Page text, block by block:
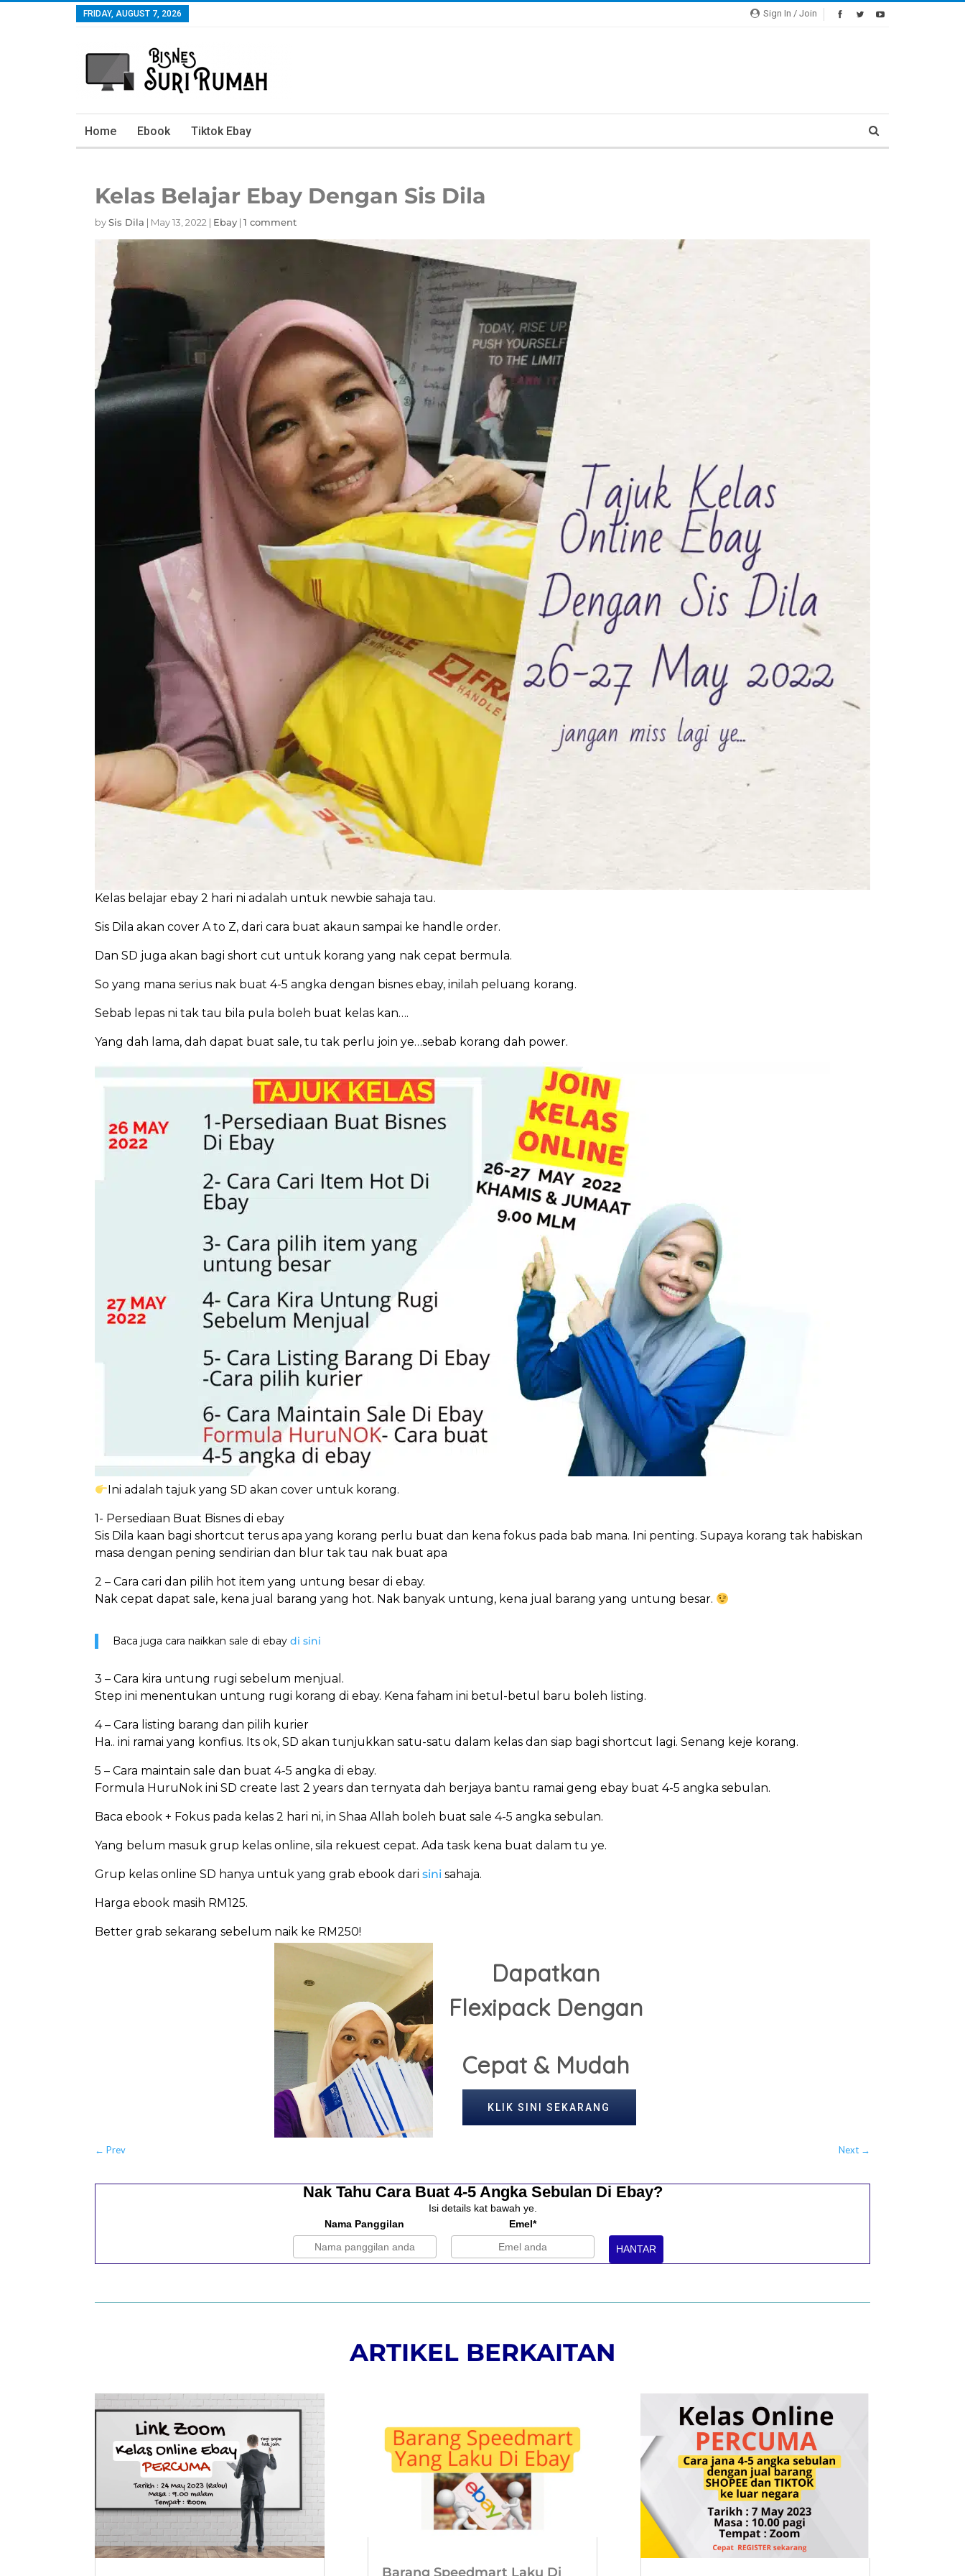
Sign In / Join
FRIDAY, AUGUST 7, 2026
Home Ebook Tiktok Ebay
Kelas Belajar Ebay Dengan Sis Dila
bySis Dila | May 13, 2022 | Ebay | 1 comment
Kelas belajar ebay 2 hari ni adalah untuk newbie sahaja tau.
Sis Dila akan cover A to Z, dari cara buat akaun sampai ke handle order.
Dan SD juga akan bagi short cut untuk korang yang nak cepat bermula.
So yang mana serius nak buat 4-5 angka dengan bisnes ebay, inilah peluang korang.
Sebab lepas ni tak tau bila pula boleh buat kelas kan….
Yang dah lama, dah dapat buat sale, tu tak perlu join ye…sebab korang dah power.
Ini adalah tajuk yang SD akan cover untuk korang.
1- Persediaan Buat Bisnes di ebay
Sis Dila kaan bagi shortcut terus apa yang korang perlu buat dan kena fokus pada bab mana. Ini penting. Supaya korang tak habiskan
masa dengan pening sendirian dan blur tak tau nak buat apa
2 – Cara cari dan pilih hot item yang untung besar di ebay.
Nak cepat dapat sale, kena jual barang yang hot. Nak banyak untung, kena jual barang yang untung besar.
Baca juga cara naikkan sale di ebay di sini
3 – Cara kira untung rugi sebelum menjual.
Step ini menentukan untung rugi korang di ebay. Kena faham ini betul-betul baru boleh listing.
4 – Cara listing barang dan pilih kurier
Ha.. ini ramai yang konfius. Its ok, SD akan tunjukkan satu-satu dalam kelas dan siap bagi shortcut lagi. Senang keje korang.
5 – Cara maintain sale dan buat 4-5 angka di ebay.
Formula HuruNok ini SD create last 2 years dan ternyata dah berjaya bantu ramai geng ebay buat 4-5 angka sebulan.
Baca ebook + Fokus pada kelas 2 hari ni, in Shaa Allah boleh buat sale 4-5 angka sebulan.
Yang belum masuk grup kelas online, sila rekuest cepat. Ada task kena buat dalam tu ye.
Grup kelas online SD hanya untuk yang grab ebook dari sini sahaja.
Harga ebook masih RM125.
Better grab sekarang sebelum naik ke RM250!
Dapatkan
Flexipack Dengan
Cepat & Mudah
Di Sini
KLIK SINI SEKARANG
← Prev Next →
Nak Tahu Cara Buat 4-5 Angka Sebulan Di Ebay?
Isi details kat bawah ye.
Nama Panggilan
Emel*
HANTAR
ARTIKEL BERKAITAN
Barang Speedmart Laku Di